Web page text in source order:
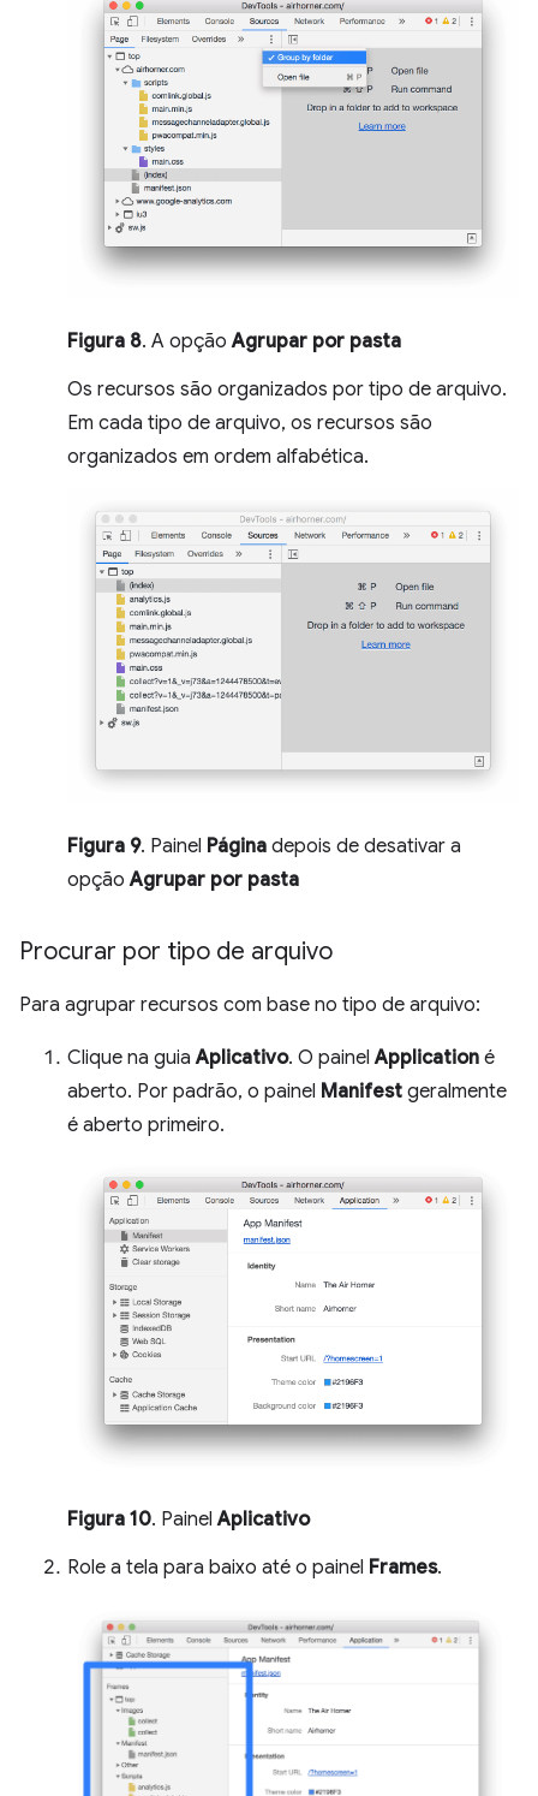
Figura 8. A opçãoAgrupar por pasta
Os recursos são organizados por tipo de arquivo.
Em cada tipo de arquivo, os recursos são
organizados em ordem alfabética.
Figura 9. Painel Página depois de desativar a
opçãoAgrupar por pasta
Procurar por tipo de arquivo
Para agrupar recursos com base no tipo de arquivo:
Clique na guiaAplicativo. O painelApplication é
aberto. Por padrão, o painel Manifest geralmente
é aberto primeiro.
Figura 10. PainelAplicativo
Role a tela para baixo até o painel Frames.